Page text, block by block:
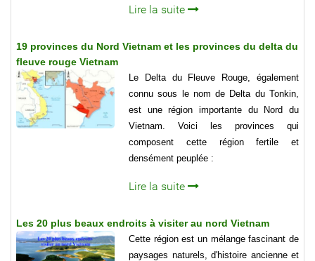
Lire la suite
19 provinces du Nord Vietnam et les provinces du delta du
fleuve rouge Vietnam
Le Delta du Fleuve Rouge, également
connu sous le nom de Delta du Tonkin,
est une région importante du Nord du
Vietnam. Voici les provinces qui
composent cette région fertile et
densément peuplée :
Lire la suite
Les 20 plus beaux endroits à visiter au nord Vietnam
Cette région est un mélange fascinant de
paysages naturels, d'histoire ancienne et